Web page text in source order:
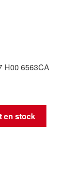
H00 6563CA
en stock